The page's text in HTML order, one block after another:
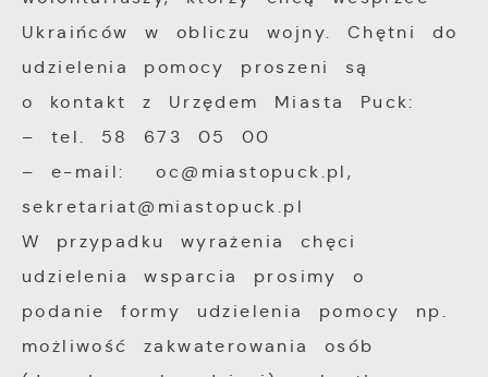
Ukraińców w obliczu wojny. Chętni do
udzielenia pomocy proszeni są
o kontakt z Urzędem Miasta Puck:
– tel. 58 673 05 00
– e-mail: oc@miastopuck.pl,
sekretariat@miastopuck.pl
W przypadku wyrażenia chęci
udzielenia wsparcia prosimy o
podanie formy udzielenia pomocy np.
możliwość zakwaterowania osób